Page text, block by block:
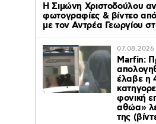
Η Σιμώνη Χριστοδούλου
φωτογραφίες & βίντεο από
με τον Αντρέα Γεωργίου
Marfin:
έλαβε η
φονική
αθώα»
της